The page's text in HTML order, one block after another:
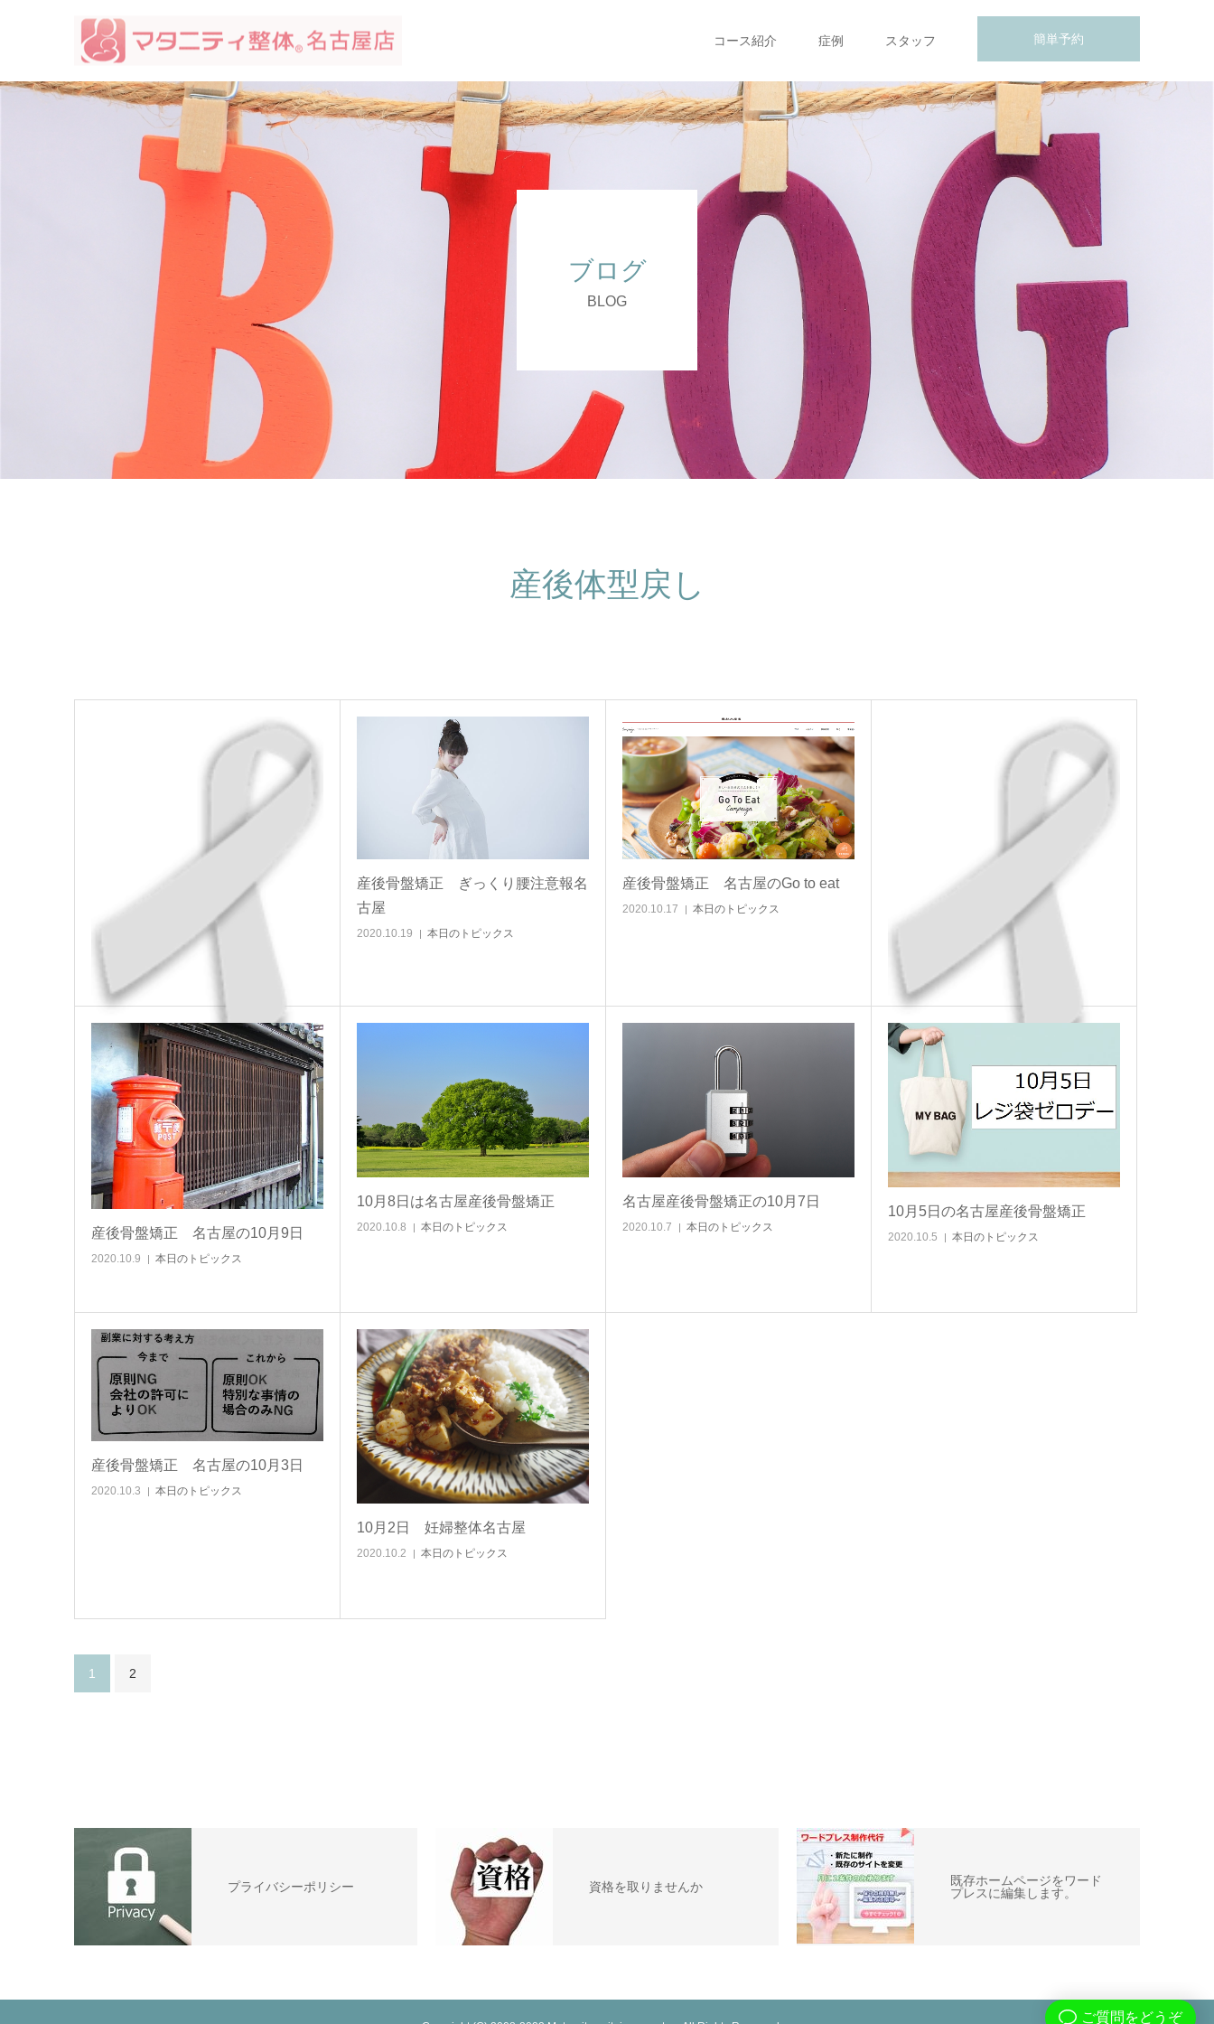
簡単予約
コース紹介 症例 スタッフ
ブログ
BLOG
産後体型戻し
産後骨盤矯正 名古屋の10月10日
2022.07.19 本日のトピックス
産後骨盤矯正 ぎっくり腰注意報名
古屋
2020.10.19 本日のトピックス
産後骨盤矯正 名古屋のGo to eat
2020.10.17 本日のトピックス
産後骨盤矯正 名古屋の10月10日
本日のトピックス
産後骨盤矯正 名古屋の10月9日
2020.10.9 本日のトピックス
10月8日は名古屋産後骨盤矯正
2020.10.8 本日のトピックス
名古屋産後骨盤矯正の10月7日
2020.10.7 本日のトピックス
10月5日の名古屋産後骨盤矯正
2020.10.5 本日のトピックス
産後骨盤矯正 名古屋の10月3日
2020.10.3 本日のトピックス
10月2日 妊婦整体名古屋
2020.10.2 本日のトピックス
1 2
プライバシーポリシー 資格を取りませんか
既存ホームページをワード
プレスに編集します。